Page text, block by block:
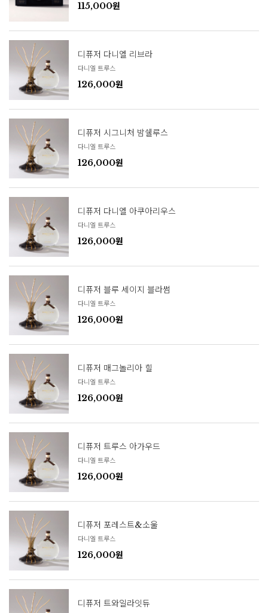
115,000원
디퓨저 다니엘 리브라
다니엘 트루스
126,000원
디퓨저 시그니처 밤쉘루스
다니엘 트루스
126,000원
디퓨저 다니엘 아쿠아리우스
다니엘 트루스
126,000원
디퓨저 블루 세이지 블라썸
다니엘 트루스
126,000원
디퓨저 매그놀리아 힐
다니엘 트루스
126,000원
디퓨저 트루스 아가우드
다니엘 트루스
126,000원
디퓨저 포레스트&소울
다니엘 트루스
126,000원
디퓨저 트와일라잇듀